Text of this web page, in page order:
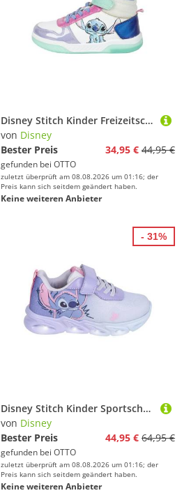
Disney Stitch Kinder Freizeitschuhe mit Licht sportliche Schuhe Schule Sneaker (Packung)
von Disney
Bester Preis
34,95 € 44,95 €
gefunden bei OTTO
zuletzt überprüft am 08.08.2026 um 01:16; der
Preis kann sich seitdem geändert haben.
Keine weiteren Anbieter
Disney Stitch Kinder Sportschuhe mit Lichteffekt leichte Freizeitschuhe Sneaker (Packung)
von Disney
Bester Preis
44,95 € 64,95 €
gefunden bei OTTO
zuletzt überprüft am 08.08.2026 um 01:16; der
Preis kann sich seitdem geändert haben.
Keine weiteren Anbieter
- 31%